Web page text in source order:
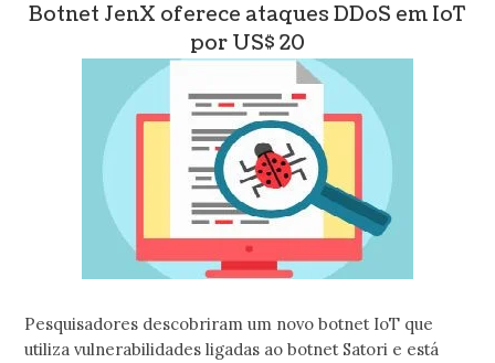
Botnet JenX oferece ataques DDoS em IoT
por US$ 20
Pesquisadores descobriram um novo botnet IoT que
utiliza vulnerabilidades ligadas ao botnet Satori e está